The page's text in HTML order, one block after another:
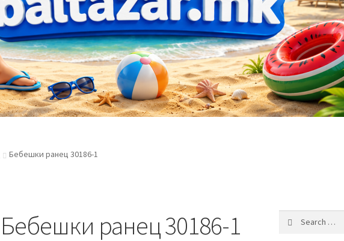
Бебешки ранец 30186-1
Бебешки ранец 30186-1